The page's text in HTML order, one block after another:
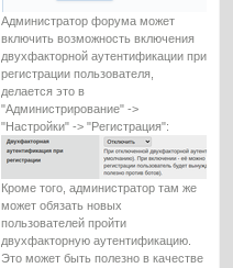
Администратор форума может
включить возможность включения
двухфакторной аутентификации при
регистрации пользователя,
делается это в
"Администрирование" ->
"Настройки" -> "Регистрация":
Кроме того, администратор там же
может обязать новых
пользователей пройти
двухфакторную аутентификацию.
Это может быть полезно в качестве